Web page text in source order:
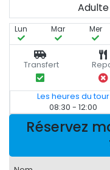
Adulte
Lun Mar Mer
Transfert
Les heures du tour
08:30 - 12:00
Réservez